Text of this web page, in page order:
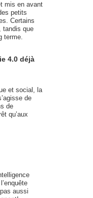
mis en avant
petits
Certains
tandis que
terme.
4.0 déjà
et social, la
de
de
qu’aux
aussi